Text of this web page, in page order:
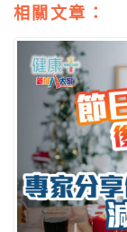
相關文章：